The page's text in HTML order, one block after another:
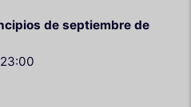
de septiembre de